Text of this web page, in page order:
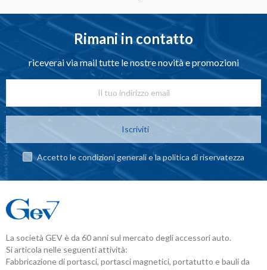
Rimani in contatto
riceverai via mail tutte le nostre novità e promozioni
Iscriviti
Accetto le condizioni generali e la politica di riservatezza
La società GEV è da 60 anni sul mercato degli accessori auto.
Si articola nelle seguenti attività:
Fabbricazione di portasci, portasci magnetici, portatutto e bauli da